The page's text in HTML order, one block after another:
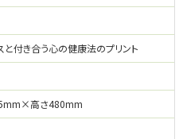
と付き合う心の健康法のプリント
高さ480mm